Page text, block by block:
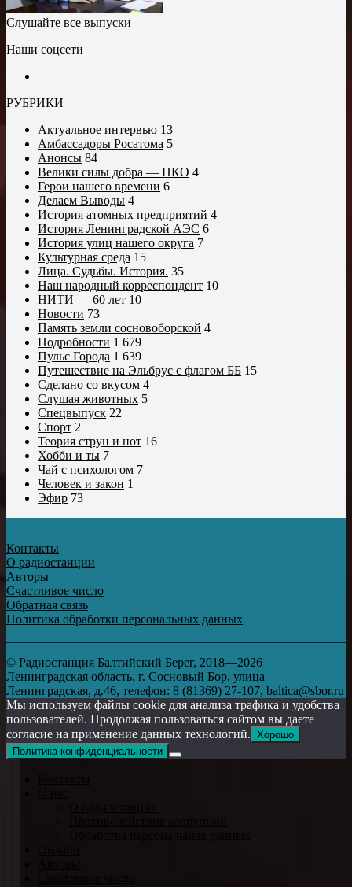
Слушайте все выпуски
Наши соцсети
РУБРИКИ
Актуальное интервью 13
Амбассадоры Росатома 5
Анонсы 84
Велики силы добра — НКО 4
Герои нашего времени 6
Делаем Выводы 4
История атомных предприятий 4
История Ленинградской АЭС 6
История улиц нашего округа 7
Культурная среда 15
Лица. Судьбы. История. 35
Наш народный корреспондент 10
НИТИ — 60 лет 10
Новости 73
Память земли сосновоборской 4
Подробности 1 679
Пульс Города 1 639
Путешествие на Эльбрус с флагом ББ 15
Сделано со вкусом 4
Слушая животных 5
Спецвыпуск 22
Спорт 2
Теория струн и нот 16
Хобби и ты 7
Чай с психологом 7
Человек и закон 1
Эфир 73
Контакты
О радиостанции
Авторы
Счастливое число
Обратная связь
Политика обработки персональных данных
© Радиостанция Балтийский Берег, 2018—2026
Ленинградская область, г. Сосновый Бор, улица
Ленинградская, д.46, телефон: 8 (81369) 27-107, baltica@sbor.ru
Мы используем файлы cookie для анализа трафика и удобства
пользователей. Продолжая пользоваться сайтом вы даете
согласие на применение данных технологий. Хорошо
Политика конфиденциальности